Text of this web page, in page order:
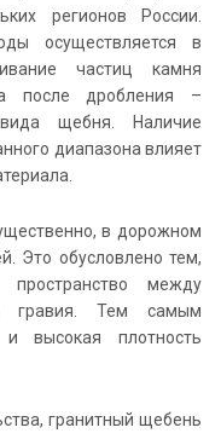
регионов России.
осуществляется в
частиц камня
после дробления –
щебня. Наличие
диапазона влияет
в дорожном
Это обусловлено тем,
между
гравия. Тем самым
высокая плотность
гранитный щебень